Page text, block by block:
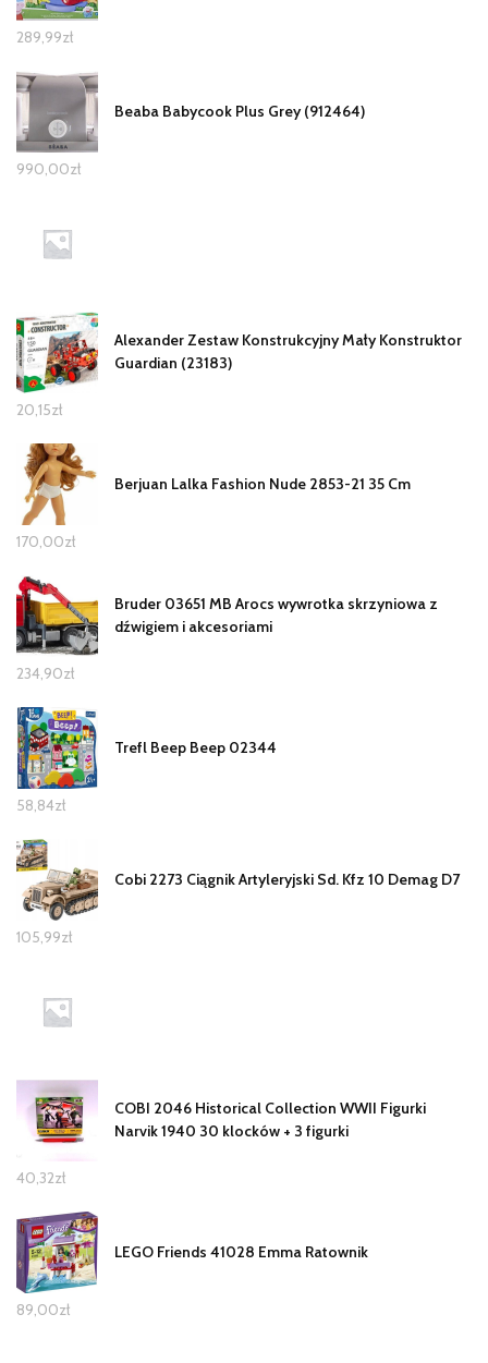
289,99zł
Beaba Babycook Plus Grey (912464)
990,00zł
Alexander Zestaw Konstrukcyjny Mały Konstruktor
Guardian (23183)
20,15zł
Berjuan Lalka Fashion Nude 2853-21 35 Cm
170,00zł
Bruder 03651 MB Arocs wywrotka skrzyniowa z
dźwigiem i akcesoriami
234,90zł
Trefl Beep Beep 02344
58,84zł
Cobi 2273 Ciągnik Artyleryjski Sd. Kfz 10 Demag D7
105,99zł
COBI 2046 Historical Collection WWII Figurki
Narvik 1940 30 klocków + 3 figurki
40,32zł
LEGO Friends 41028 Emma Ratownik
89,00zł